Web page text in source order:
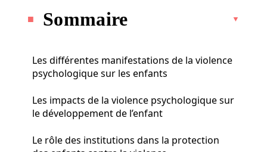
Sommaire
Les différentes manifestations de la violence
psychologique sur les enfants
Les impacts de la violence psychologique sur
le développement de l’enfant
Le rôle des institutions dans la protection